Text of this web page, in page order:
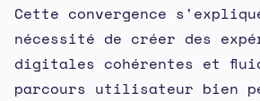
Cette convergence
nécessité de créer des
digitales cohérentes et
parcours utilisateur bien